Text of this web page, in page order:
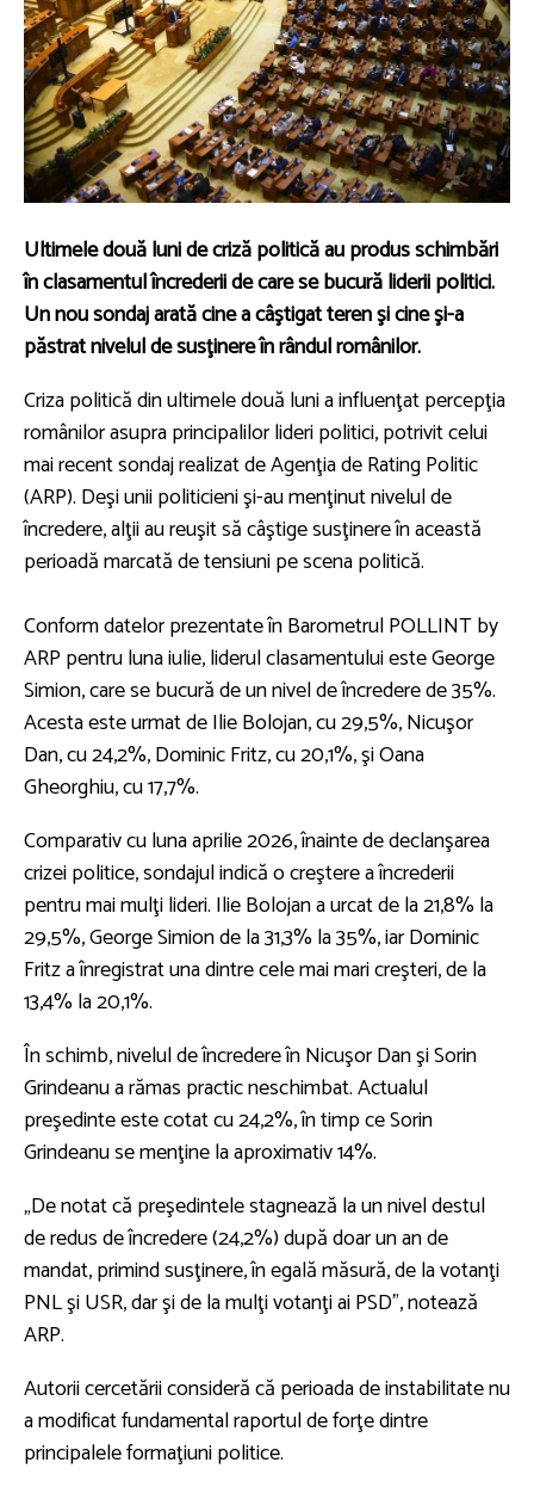
Ultimele două luni de criză politică au produs schimbări
în clasamentul încrederii de care se bucură liderii politici.
Un nou sondaj arată cine a câştigat teren şi cine şi-a
păstrat nivelul de susţinere în rândul românilor.
Criza politică din ultimele două luni a influenţat percepţia
românilor asupra principalilor lideri politici, potrivit celui
mai recent sondaj realizat de Agenţia de Rating Politic
(ARP). Deşi unii politicieni şi-au menţinut nivelul de
încredere, alţii au reuşit să câştige susţinere în această
perioadă marcată de tensiuni pe scena politică.
Conform datelor prezentate în Barometrul POLLINT by
ARP pentru luna iulie, liderul clasamentului este George
Simion, care se bucură de un nivel de încredere de 35%.
Acesta este urmat de Ilie Bolojan, cu 29,5%, Nicuşor
Dan, cu 24,2%, Dominic Fritz, cu 20,1%, şi Oana
Gheorghiu, cu 17,7%.
Comparativ cu luna aprilie 2026, înainte de declanşarea
crizei politice, sondajul indică o creştere a încrederii
pentru mai mulţi lideri. Ilie Bolojan a urcat de la 21,8% la
29,5%, George Simion de la 31,3% la 35%, iar Dominic
Fritz a înregistrat una dintre cele mai mari creşteri, de la
13,4% la 20,1%.
În schimb, nivelul de încredere în Nicuşor Dan şi Sorin
Grindeanu a rămas practic neschimbat. Actualul
preşedinte este cotat cu 24,2%, în timp ce Sorin
Grindeanu se menţine la aproximativ 14%.
„De notat că preşedintele stagnează la un nivel destul
de redus de încredere (24,2%) după doar un an de
mandat, primind susţinere, în egală măsură, de la votanţi
PNL şi USR, dar şi de la mulţi votanţi ai PSD”, notează
ARP.
Autorii cercetării consideră că perioada de instabilitate nu
a modificat fundamental raportul de forţe dintre
principalele formaţiuni politice.